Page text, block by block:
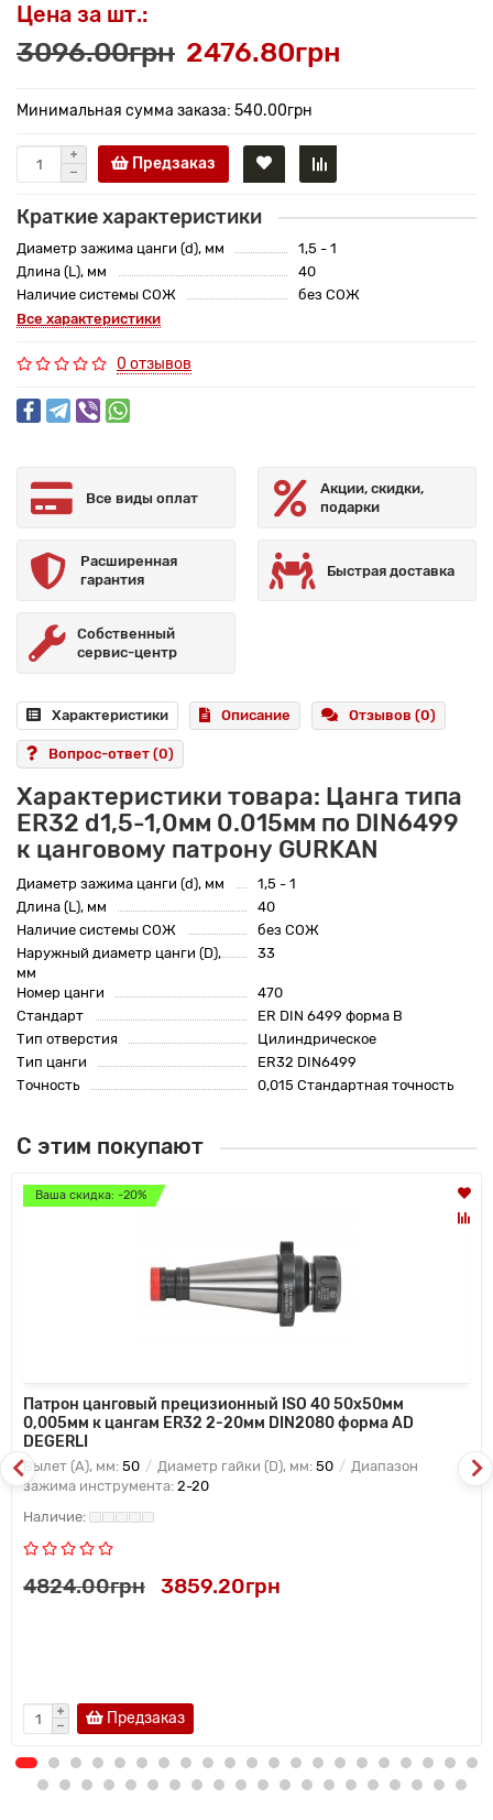
Цена за шт.:
3096.00грн 2476.80грн
Минимальная сумма заказа: 540.00грн
Предзаказ
Краткие характеристики
Диаметр зажима цанги (d), мм
1,5 - 1
Длина (L), мм
40
Наличие системы СОЖ
без СОЖ
Все характеристики
0 отзывов
Все виды оплат
Акции, скидки,
подарки
Расширенная
гарантия
Быстрая доставка
Собственный
сервис-центр
Характеристики Описание Отзывов (0)
Вопрос-ответ (0)
Характеристики товара: Цанга типа
ER32 d1,5-1,0мм 0.015мм по DIN6499
к цанговому патрону GURKAN
Диаметр зажима цанги (d), мм
1,5 - 1
Длина (L), мм
40
Наличие системы СОЖ
без СОЖ
Наружный диаметр цанги (D),
мм
33
Номер цанги
470
Стандарт
ER DIN 6499 форма B
Тип отверстия
Цилиндрическое
Тип цанги
ER32 DIN6499
Точность
0,015 Стандартная точность
С этим покупают
Ваша скидка: -20%
Патрон цанговый прецизионный ISO 40 50x50мм
0,005мм к цангам ER32 2-20мм DIN2080 форма AD
DEGERLI
Вылет (A), мм: 50 Диаметр гайки (D), мм: 50
Диапазон
зажима инструмента: 2-20
4824.00грн 3859.20грн
Предзаказ